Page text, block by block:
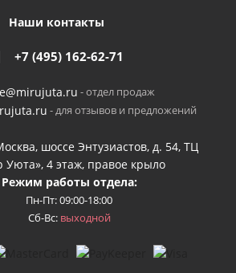
Наши контакты
+7 (495) 162-62-71
- отдел продаж
- для отзывов и предложений
шоссе Энтузиастов, д. 54, ТЦ
Уюта», 4 этаж, правое крыло
Режим работы отдела:
Пн-Пт: 09:00-18:00
Сб-Вс: выходной